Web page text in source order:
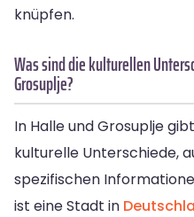
knüpfen.
Was sind die kulturellen
Grosuplje?
In Halle und Grosuplje
kulturelle Unterschiede,
spezifischen
ist eine Stadt in